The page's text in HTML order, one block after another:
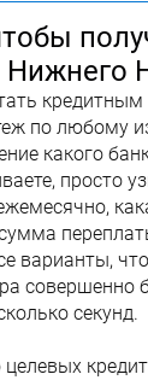
Нижнего
кредитным
по любому
какого
просто
варианты,
совершенно
секунд.